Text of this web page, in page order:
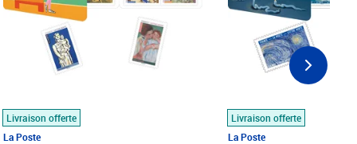
Livraison offerte
La Poste
Livraison offerte
La Poste